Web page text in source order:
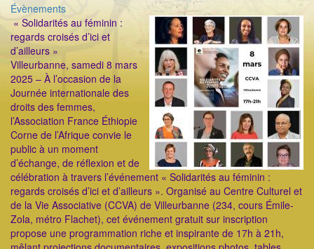
Catégorie
Évènements
ImageenAvant
« Solidarités au féminin :
regards croisés d’ici et
d’ailleurs »
Villeurbanne, samedi 8 mars
2025 – À l’occasion de la
Journée internationale des
droits des femmes,
l’Association France Éthiopie
Corne de l’Afrique convie le
public à un moment
d’échange, de réflexion et de
célébration à travers l’événement « Solidarités au féminin :
regards croisés d’ici et d’ailleurs ». Organisé au Centre Culturel et
de la Vie Associative (CCVA) de Villeurbanne (234, cours Émile-
Zola, métro Flachet), cet événement gratuit sur inscription
propose une programmation riche et inspirante de 17h à 21h,